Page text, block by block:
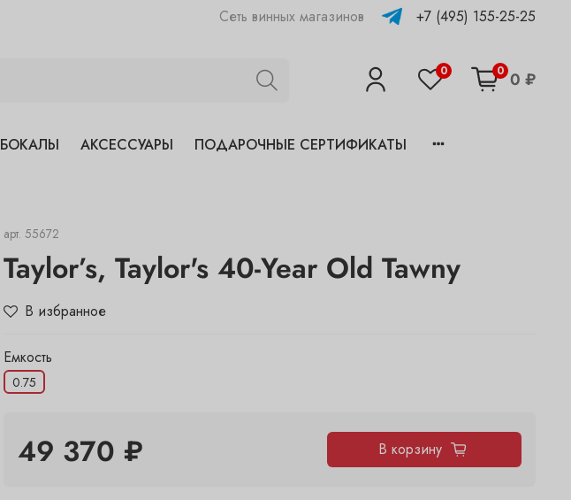
Сеть винных магазинов +7 (495) 155-25-25
0 0 0 ₽
БОКАЛЫ АКСЕССУАРЫ ПОДАРОЧНЫЕ СЕРТИФИКАТЫ
арт. 55672
Taylor’s, Taylor's 40-Year Old Tawny
В избранное
Емкость
0.75
49 370 ₽ В корзину